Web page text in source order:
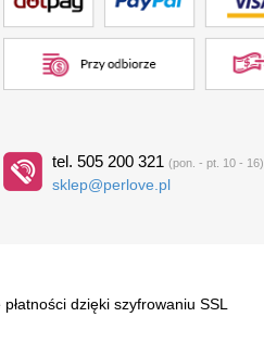
tel. 505 200 321 (pon. - pt. 10 - 16)
sklep@perlove.pl
dzięki szyfrowaniu SSL